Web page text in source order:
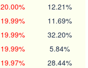
20.00% 12.21%
19.99% 11.69%
19.99% 32.20%
19.99% 5.84%
19.97% 28.44%